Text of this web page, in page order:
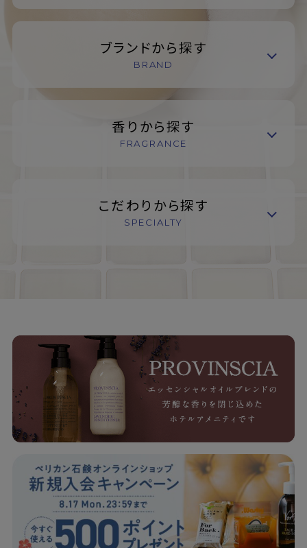
ブランドから探す
BRAND
香りから探す
FRAGRANCE
こだわりから探す
SPECIALTY